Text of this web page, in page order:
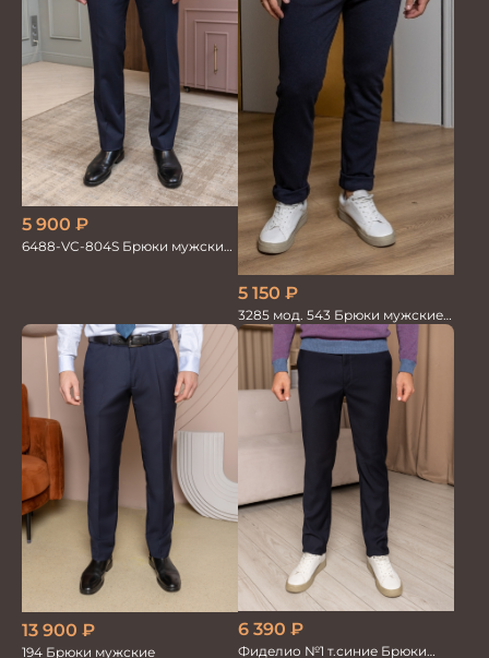
5 900 ₽
6488-VC-804S Брюки мужские
5 150 ₽
3285 мод. 543 Брюки мужские
трикотажные т.синие
13 900 ₽
194 Брюки мужские
6 390 ₽
Фиделио №1 т.синие Брюки